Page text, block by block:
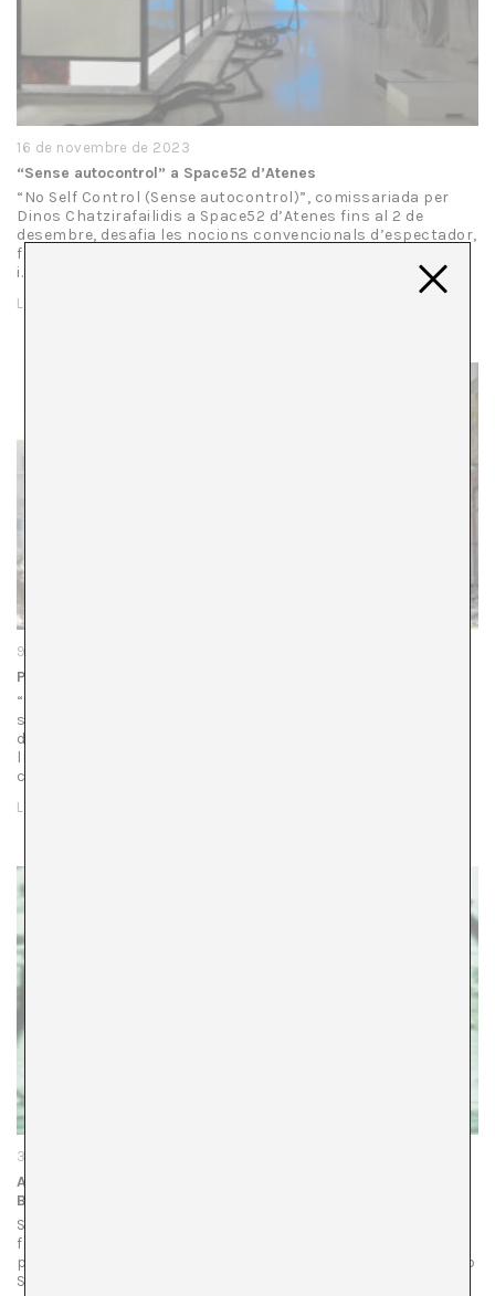
16 de novembre de 2023
“Sense autocontrol” a Space52 d’Atenes
“No Self Control (Sense autocontrol)”, comissariada per
Dinos Chatzirafailidis a Space52 d’Atenes fins al 2 de
desembre, desafia les nocions convencionals d’espectador,
fomentant una connexió psicosomàtica entre els visitants
i…
LLEGIR MÉS
9 de novembre de 2023
Palestina: Carta oberta a les institucions culturals espanyoles
“Malgrat les característiques úniques de cada lluita
social/política/ambiental, totes elles pretenen
desmantellar estructures que perpetuen la injustícia. La
lluita palestina per la llibertat reflecteix la lluita mundial
contra el colonialisme…
LLEGIR MÉS
31 d'octubre de 2023
A*LIVE II 2023: “Cortical” | Sevi Iko Domochevsky + Daniel
Benza · La (2) de Apolo
Segona part de la 10a edició d’A*LIVE, programa públic amb
forma d’esdeveniment multicapa i transversal. A*DESK
presenta l’espectacle audiovisual especulatiu Cortical amb
Sevi Iko Domochevsky + Daniel Benza el 7/11…